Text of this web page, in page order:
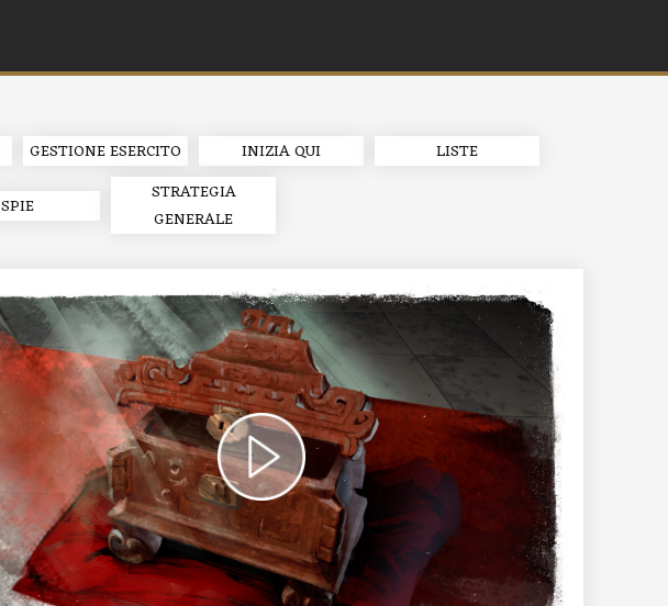
GESTIONE ESERCITO INIZIA QUI
LISTE
SPIE
STRATEGIA
GENERALE